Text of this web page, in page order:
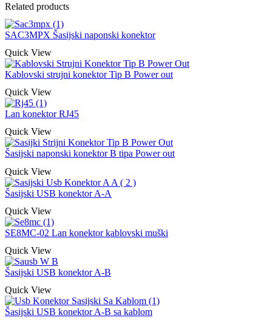
Related products
SAC3MPX Šasijski naponski konektor
Quick View
Kablovski strujni konektor Tip B Power out
Quick View
Lan konektor RJ45
Quick View
Šasijski naponski konektor B tipa Power out
Quick View
Šasijski USB konektor A-A
Quick View
SE8MC-02 Lan konektor kablovski muški
Quick View
Šasijski USB konektor A-B
Quick View
Šasijski USB konektor A-B sa kablom